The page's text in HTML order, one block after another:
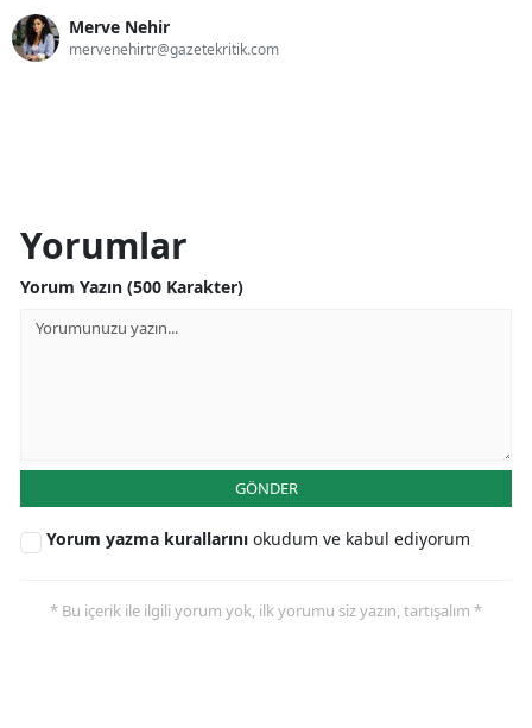
Merve Nehir
mervenehirtr@gazetekritik.com
Yorumlar
Yorum Yazın (500 Karakter)
GÖNDER
Yorum yazma kurallarını okudum ve kabul ediyorum
* Bu içerik ile ilgili yorum yok, ilk yorumu siz yazın, tartışalım *